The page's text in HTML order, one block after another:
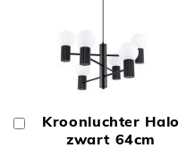
Kroonluchter Halo
zwart 64cm
Winkelwagen